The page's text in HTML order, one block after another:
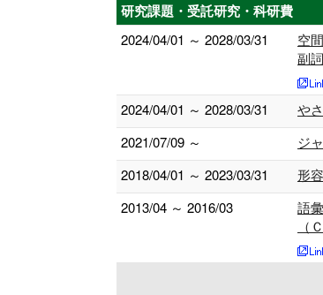
研究課題・受託研究・科研費
2024/04/01 ～ 2028/03/31
空
副
2024/04/01 ～ 2028/03/31
や
2021/07/09 ～
ジ
2018/04/01 ～ 2023/03/31
形
2013/04 ～ 2016/03
語
（